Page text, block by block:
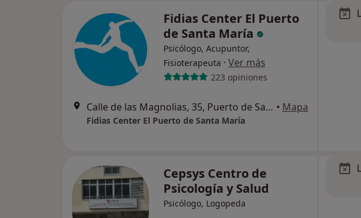
Fidias Center El Puerto
de Santa María
Psicólogo, Acupuntor,
Fisioterapeuta · Ver más
223 opiniones
Calle de las Magnolias, 35, Puerto de Santa Maria, El • Mapa
Fidias Center El Puerto de Santa María
Cepsys Centro de
Psicología y Salud
Psicólogo, Logopeda